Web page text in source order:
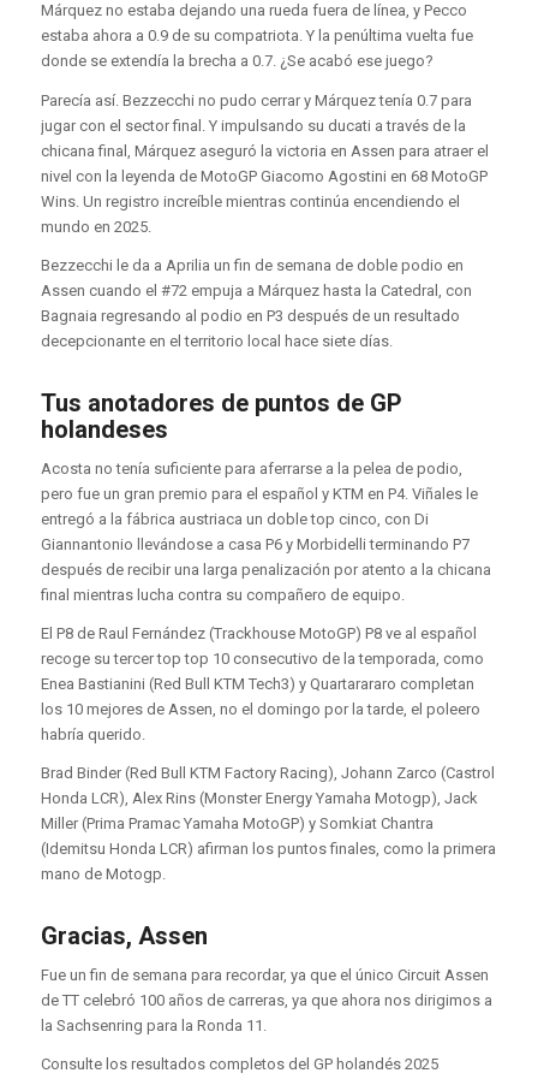
Márquez no estaba dejando una rueda fuera de línea, y Pecco
estaba ahora a 0.9 de su compatriota. Y la penúltima vuelta fue
donde se extendía la brecha a 0.7. ¿Se acabó ese juego?
Parecía así. Bezzecchi no pudo cerrar y Márquez tenía 0.7 para
jugar con el sector final. Y impulsando su ducati a través de la
chicana final, Márquez aseguró la victoria en Assen para atraer el
nivel con la leyenda de MotoGP Giacomo Agostini en 68 MotoGP
Wins. Un registro increíble mientras continúa encendiendo el
mundo en 2025.
Bezzecchi le da a Aprilia un fin de semana de doble podio en
Assen cuando el #72 empuja a Márquez hasta la Catedral, con
Bagnaia regresando al podio en P3 después de un resultado
decepcionante en el territorio local hace siete días.
Tus anotadores de puntos de GP
holandeses
Acosta no tenía suficiente para aferrarse a la pelea de podio,
pero fue un gran premio para el español y KTM en P4. Viñales le
entregó a la fábrica austriaca un doble top cinco, con Di
Giannantonio llevándose a casa P6 y Morbidelli terminando P7
después de recibir una larga penalización por atento a la chicana
final mientras lucha contra su compañero de equipo.
El P8 de Raul Fernández (Trackhouse MotoGP) P8 ve al español
recoge su tercer top top 10 consecutivo de la temporada, como
Enea Bastianini (Red Bull KTM Tech3) y Quartarararo completan
los 10 mejores de Assen, no el domingo por la tarde, el poleero
habría querido.
Brad Binder (Red Bull KTM Factory Racing), Johann Zarco (Castrol
Honda LCR), Alex Rins (Monster Energy Yamaha Motogp), Jack
Miller (Prima Pramac Yamaha MotoGP) y Somkiat Chantra
(Idemitsu Honda LCR) afirman los puntos finales, como la primera
mano de Motogp.
Gracias, Assen
Fue un fin de semana para recordar, ya que el único Circuit Assen
de TT celebró 100 años de carreras, ya que ahora nos dirigimos a
la Sachsenring para la Ronda 11.
Consulte los resultados completos del GP holandés 2025